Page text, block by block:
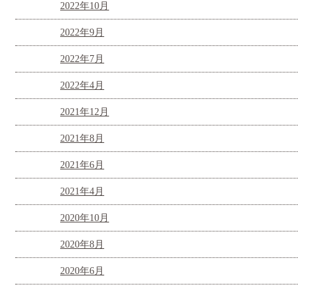
2022年10月
2022年9月
2022年7月
2022年4月
2021年12月
2021年8月
2021年6月
2021年4月
2020年10月
2020年8月
2020年6月